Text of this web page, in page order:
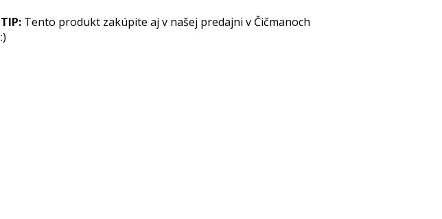
TIP: Tento produkt zakúpite aj v našej predajni v Čičmanoch
:)